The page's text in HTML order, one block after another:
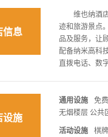
信息
维也纳酒店
迹和旅游景点
品及服务，让
配备纳米高科
直拨电话、数
设施
通用设施
免
无烟楼层 公共
活动设施 棋